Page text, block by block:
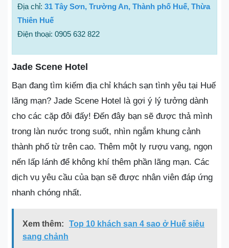
Địa chỉ: 31 Tây Sơn, Trường An, Thành phố Huế, Thừa
Thiên Huế
Điện thoại: 0905 632 822
Jade Scene Hotel
Bạn đang tìm kiếm địa chỉ khách sạn tình yêu tại Huế
lãng mạn? Jade Scene Hotel là gợi ý lý tưởng dành
cho các cặp đôi đấy! Đến đây bạn sẽ được thả mình
trong làn nước trong suốt, nhìn ngắm khung cảnh
thành phố từ trên cao. Thêm một ly rượu vang, ngọn
nến lấp lánh để không khí thêm phần lãng mạn. Các
dịch vụ yêu cầu của bạn sẽ được nhân viên đáp ứng
nhanh chóng nhất.
Xem thêm:
Top 10 khách sạn 4 sao ở Huế siêu
sang chảnh